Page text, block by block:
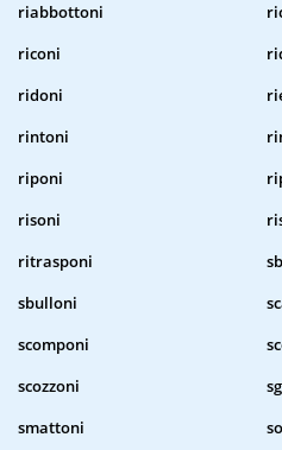
riabbottoni
riconi
ridoni
rintoni
riponi
risoni
ritrasponi
sbulloni
scomponi
scozzoni
smattoni